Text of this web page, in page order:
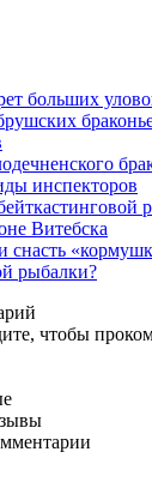
больших
инспекторов
Витебска
снасть
рыбалки?
чтобы